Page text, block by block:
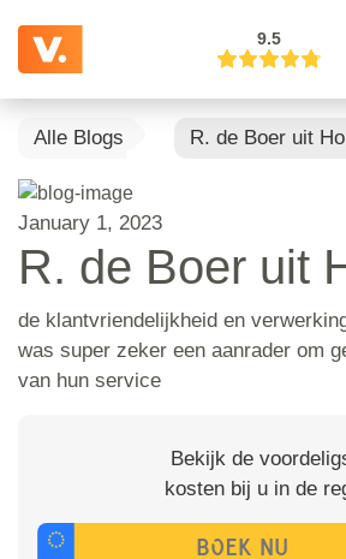
9.5
Alle Blogs R. de Boer uit
January 1, 2023
R. de Boer uit
de klantvriendelijkheid en
was super zeker een aanrader om
van hun service
Bekijk de
kosten bij u in de